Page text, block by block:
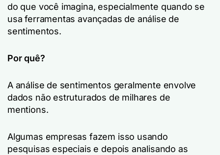
do que você imagina, especialmente quando se
usa ferramentas avançadas de análise de
sentimentos.
Por quê?
A análise de sentimentos geralmente envolve
dados não estruturados de milhares de
mentions.
Algumas empresas fazem isso usando
pesquisas especiais e depois analisando as